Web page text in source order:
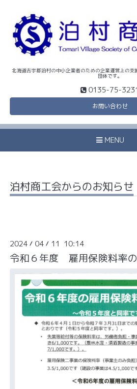
北海道古宇郡泊村の中小企業者のための企業運営上の
団体です。
0135-75-
お問い合わせ
MENU
泊村商工会からのお知らせ
2024 / 04 / 11 10:14
令和６年度 雇用保険料率